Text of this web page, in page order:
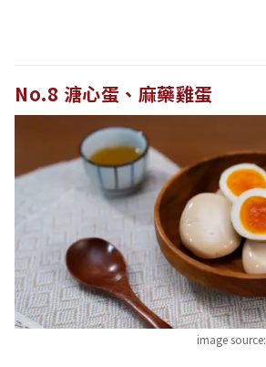
No.8 溏心蛋、麻藥雞蛋
image source: